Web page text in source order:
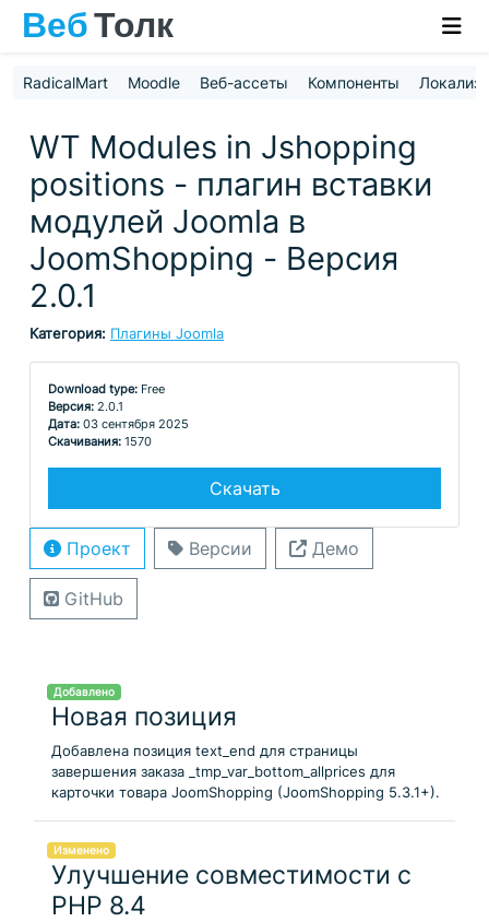
RadicalMart Moodle Веб-ассеты Компоненты
WT Modules in Jshopping
positions - плагин вставки
модулей Joomla в
JoomShopping - Версия
2.0.1
Категория: Плагины Joomla
Download type: Free
Версия: 2.0.1
Дата: 03 сентября 2025
Скачивания: 1570
Скачать
Проект Версии Демо
GitHub
Добавлено
Новая позиция
Добавлена позиция text_end для страницы
завершения заказа _tmp_var_bottom_allprices для
карточки товара JoomShopping (JoomShopping 5.3.1+).
Изменено
Улучшение совместимости с
PHP 8.4